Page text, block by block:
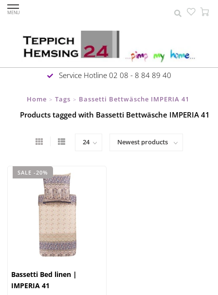
MENU
Service Hotline 02 08 - 8 84 89 40
Home > Tags > Bassetti Bettwäsche IMPERIA 41
Products tagged with Bassetti Bettwäsche IMPERIA 41
SALE -20%
Bassetti Bed linen |
IMPERIA 41